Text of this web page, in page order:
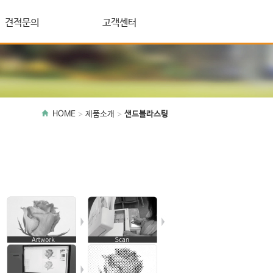
견적문의 고객센터
HOME 제품소개 샌드블라스팅